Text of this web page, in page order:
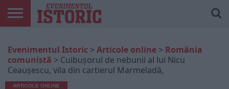
ONLINE
EDIȚII
TIPĂRITE
ISTORIC
PLAY
CONTUL
MEU
Evenimentul Istoric > Articole online > România
comunistă > Cuibuşorul de nebunii al lui Nicu
Ceauşescu, vila din cartierul Marmeladă,
ARTICOLE ONLINE